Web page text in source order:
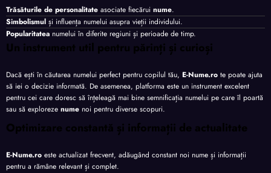
Trăsăturile de personalitate asociate fiecărui nume.
Simbolismul și influența numelui asupra vieții individului.
Popularitatea numelui în diferite regiuni și perioade de timp.
Un instrument util pentru părinți și curioși
Dacă ești în căutarea numelui perfect pentru copilul tău, E-Nume.ro te poate ajuta
să iei o decizie informată. De asemenea, platforma este un instrument excelent
pentru cei care doresc să înțeleagă mai bine semnificația numelui pe care îl poartă
sau să exploreze nume noi pentru diverse scopuri.
Optimizare constantă și informații de actualitate
E-Nume.ro este actualizat frecvent, adăugând constant noi nume și informații
pentru a rămâne relevant și complet.